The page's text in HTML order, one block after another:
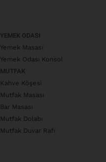
YEMEK ODASI
Yemek Masası
Yemek Odası Konsol
MUTFAK
Kahve Köşesi
Mutfak Masası
Bar Masası
Mutfak Dolabı
Mutfak Duvar Rafı